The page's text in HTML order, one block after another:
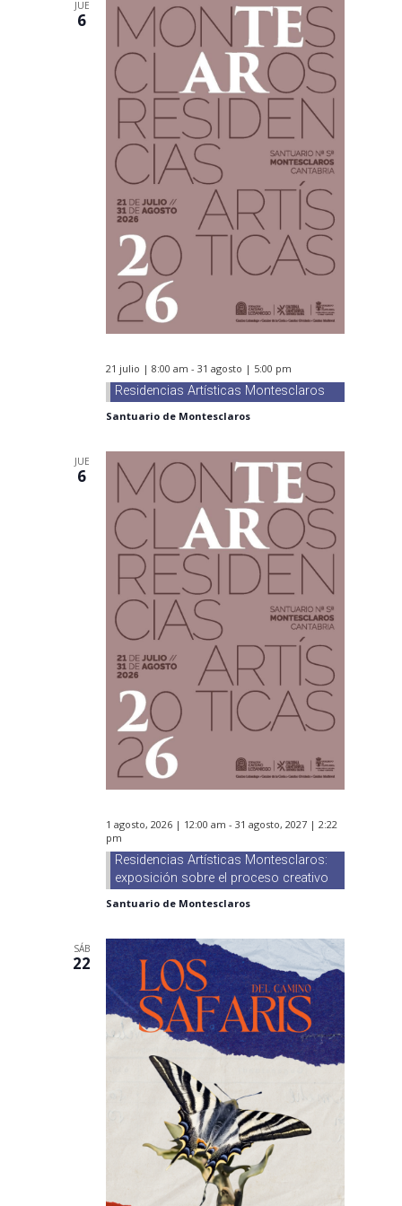
JUE
6
21 julio | 8:00 am -31 agosto | 5:00 pm
Residencias Artísticas Montesclaros
Santuario de Montesclaros
JUE
6
1 agosto, 2026 | 12:00 am -31 agosto, 2027 | 2:22
pm
Residencias Artísticas Montesclaros:
exposición sobre el proceso creativo
Santuario de Montesclaros
SÁB
22